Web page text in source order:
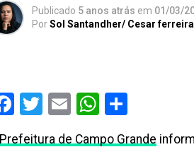
Publicado 5 anos atrás em 01/03/
PorSol Santandher/ Cesar ferreira
Facebook
Twitter
EmailWhatsApp
Prefeitura de Campo Grande